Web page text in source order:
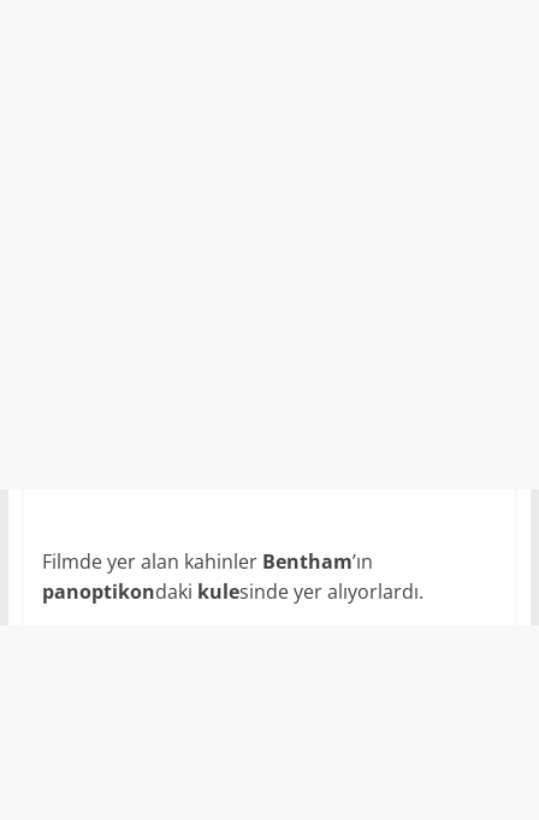
Filmde yer alan kahinlerBentham’ın
panoptikondaki kulesinde yer alıyorlardı.